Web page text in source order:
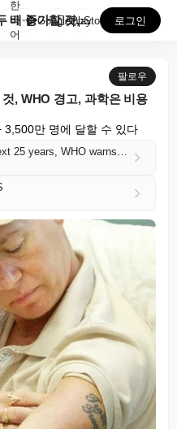
암 발병률 25년 내 두 배 증가할 것, WHO 경고,...
한
국
어
GooglePlay
AppStore 로그인
팔로우
, WHO 경고, 과학은 비용
3,500만 명에 달할 수 있다
Cancer cases to double in next 25 years, WHO warns, as science can’t keep up with the costs